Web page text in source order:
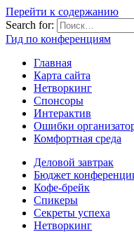
Перейти к содержанию
Search for:
Гид по конференциям
Главная
Карта сайта
Нетворкинг
Спонсоры
Интерактив
Ошибки
Комфортная среда
Деловой завтрак
Бюджет
Кофе-брейк
Спикеры
Секреты успеха
Нетворкинг